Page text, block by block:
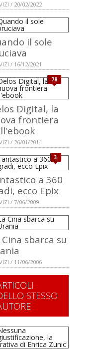
/ 20/02/2022
il sole
/ 16/12/2021
78
Digital, la
frontiera
/ 26/01/2014
3
a 360
ecco Epix
/ 7/06/2009
Cina sbarca su
/ 11/06/2006
STESSO